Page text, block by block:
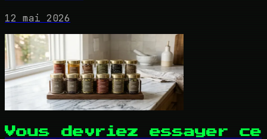
12 mai 2026
Vous devriez essayer ce